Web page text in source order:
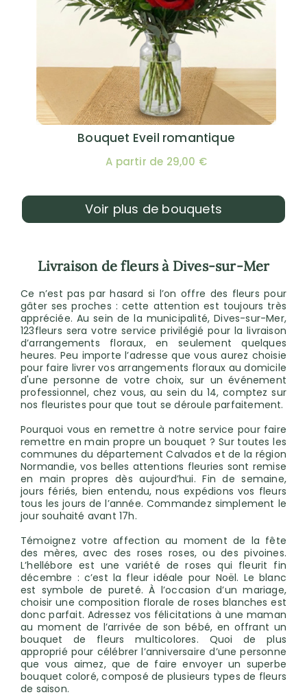
Bouquet Eveil romantique
A partir de 29,00 €
Voir plus de bouquets
Livraison de fleurs à Dives-sur-Mer
Ce n’est pas par hasard si l’on offre des fleurs pour
gâter ses proches : cette attention est toujours très
appréciée. Au sein de la municipalité, Dives-sur-Mer,
123fleurs sera votre service privilégié pour la livraison
d’arrangements floraux, en seulement quelques
heures. Peu importe l’adresse que vous aurez choisie
pour faire livrer vos arrangements floraux au domicile
d'une personne de votre choix, sur un événement
professionnel, chez vous, au sein du 14, comptez sur
nos fleuristes pour que tout se déroule parfaitement.
Pourquoi vous en remettre à notre service pour faire
remettre en main propre un bouquet ? Sur toutes les
communes du département Calvados et de la région
Normandie, vos belles attentions fleuries sont remise
en main propres dès aujourd’hui. Fin de semaine,
jours fériés, bien entendu, nous expédions vos fleurs
tous les jours de l’année. Commandez simplement le
jour souhaité avant 17h.
Témoignez votre affection au moment de la fête
des mères, avec des roses roses, ou des pivoines.
L’hellébore est une variété de roses qui fleurit fin
décembre : c’est la fleur idéale pour Noël. Le blanc
est symbole de pureté. À l’occasion d’un mariage,
choisir une composition florale de roses blanches est
donc parfait. Adressez vos félicitations à une maman
au moment de l’arrivée de son bébé, en offrant un
bouquet de fleurs multicolores. Quoi de plus
approprié pour célébrer l’anniversaire d’une personne
que vous aimez, que de faire envoyer un superbe
bouquet coloré, composé de plusieurs types de fleurs
de saison.